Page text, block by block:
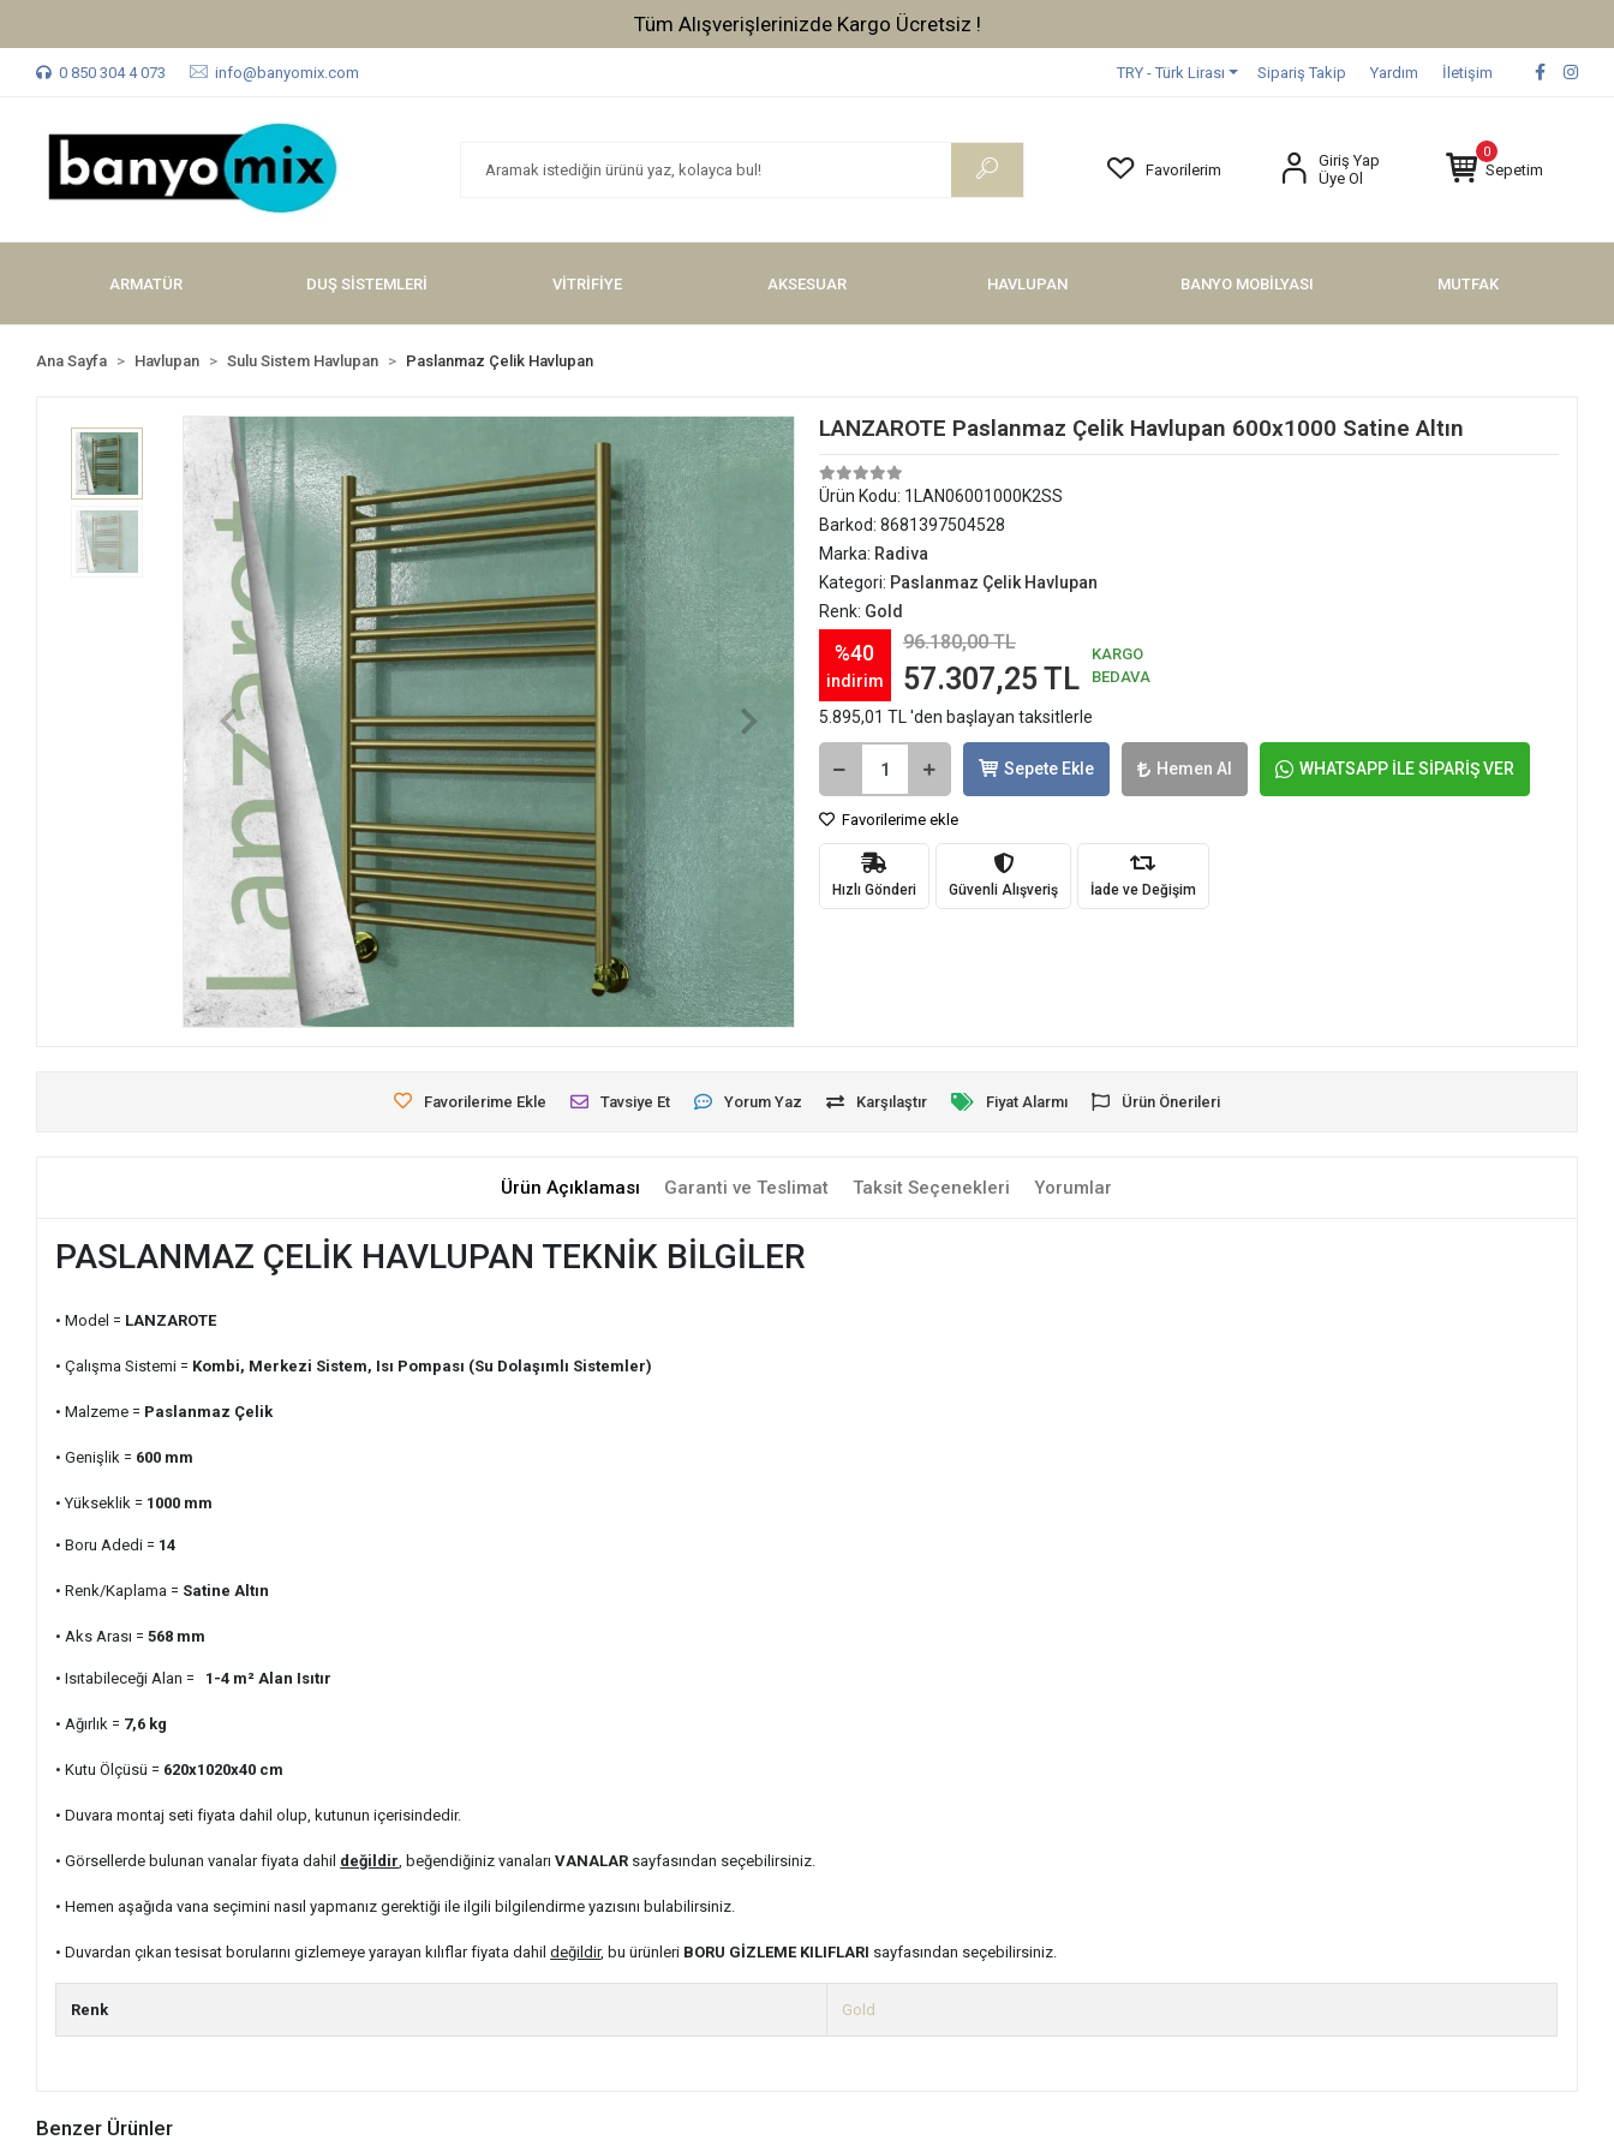
Tüm Alışverişlerinizde Kargo Ücretsiz !
0 850 304 4 073 info@banyomix.com TRY - Türk Lirası Sipariş Takip Yardım İletişim
Favorilerim
Giriş Yap
Üye Ol
0
Sepetim
ARMATÜR DUŞ SİSTEMLERİ VİTRİFİYE AKSESUAR HAVLUPAN BANYO MOBİLYASI MUTFAK
Ana Sayfa Havlupan Sulu Sistem Havlupan Paslanmaz Çelik Havlupan
LANZAROTE Paslanmaz Çelik Havlupan 600x1000 Satine Altın
Ürün Kodu: 1LAN06001000K2SS
Barkod: 8681397504528
Marka: Radiva
Kategori: Paslanmaz Çelik Havlupan
Renk: Gold
%40
indirim
96.180,00 TL
57.307,25 TL
KARGO
BEDAVA
5.895,01 TL 'den başlayan taksitlerle
Sepete Ekle Hemen Al WHATSAPP İLE SİPARİŞ VER
Favorilerime ekle
Hızlı Gönderi Güvenli Alışveriş İade ve Değişim
Favorilerime Ekle Tavsiye Et Yorum Yaz Karşılaştır Fiyat Alarmı Ürün Önerileri
Ürün Açıklaması Garanti ve Teslimat Taksit Seçenekleri Yorumlar
PASLANMAZ ÇELİK HAVLUPAN TEKNİK BİLGİLER
• Model = LANZAROTE
• Çalışma Sistemi = Kombi, Merkezi Sistem, Isı Pompası (Su Dolaşımlı Sistemler)
• Malzeme = Paslanmaz Çelik
• Genişlik = 600 mm
• Yükseklik = 1000 mm
• Boru Adedi = 14
• Renk/Kaplama = Satine Altın
• Aks Arası =568 mm
• Isıtabileceği Alan = 1-4 m² Alan Isıtır
• Ağırlık = 7,6 kg
• Kutu Ölçüsü = 620x1020x40 cm
• Duvara montaj seti fiyata dahil olup, kutunun içerisindedir.
• Görsellerde bulunan vanalar fiyata dahil değildir , beğendiğiniz vanalarıVANALAR sayfasından seçebilirsiniz.
• Hemen aşağıda vana seçimini nasıl yapmanız gerektiği ile ilgili bilgilendirme yazısını bulabilirsiniz.
• Duvardan çıkan tesisat borularını gizlemeye yarayan kılıflar fiyata dahildeğildir, bu ürünleri BORU GİZLEME KILIFLARI sayfasından seçebilirsiniz.
Renk Gold
Benzer Ürünler